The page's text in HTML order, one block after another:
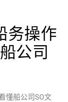
务操作
公司
懂船公司SO文